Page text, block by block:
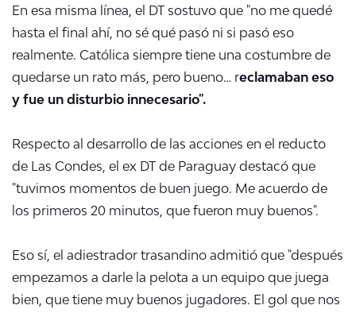
En esa misma línea, el DT sostuvo que "no me quedé
hasta el final ahí, no sé qué pasó ni si pasó eso
realmente. Católica siempre tiene una costumbre de
quedarse un rato más, pero bueno… reclamaban eso
y fue un disturbio innecesario".
Respecto al desarrollo de las acciones en el reducto
de Las Condes, el ex DT de Paraguay destacó que
"tuvimos momentos de buen juego. Me acuerdo de
los primeros 20 minutos, que fueron muy buenos".
Eso sí, el adiestrador trasandino admitió que "después
empezamos a darle la pelota a un equipo que juega
bien, que tiene muy buenos jugadores. El gol que nos